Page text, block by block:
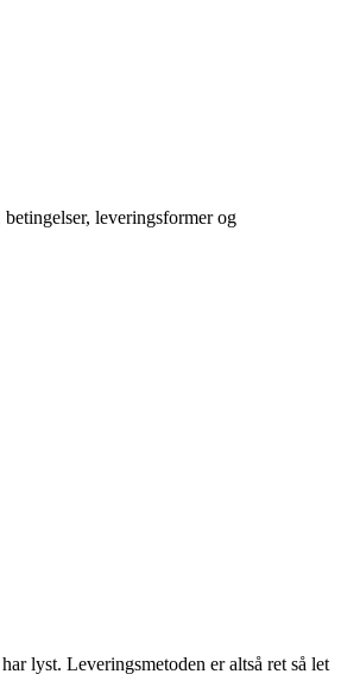
leveringsformer og
lyst. Leveringsmetoden er altså ret så let